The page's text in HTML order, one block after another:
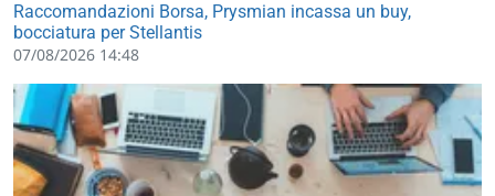
Raccomandazioni Borsa, Prysmian incassa un buy,
bocciatura per Stellantis
07/08/2026 14:48